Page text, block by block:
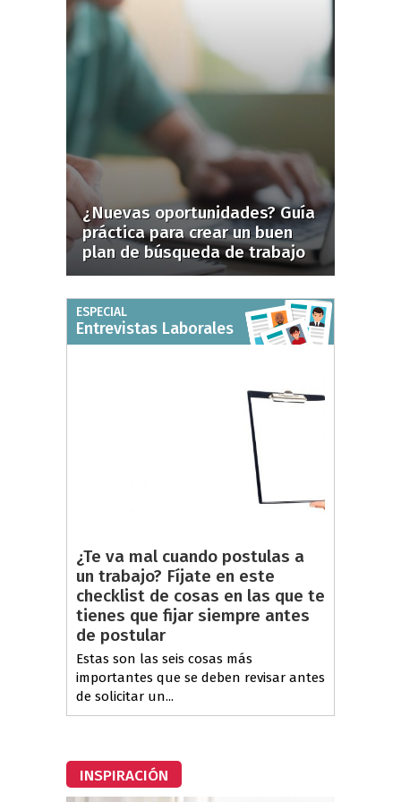
¿Nuevas oportunidades? Guía
práctica para crear un buen
plan de búsqueda de trabajo
ESPECIAL
Entrevistas Laborales
¿Te va mal cuando postulas a
un trabajo? Fíjate en este
checklist de cosas en las que te
tienes que fijar siempre antes
de postular
Estas son las seis cosas más
importantes que se deben revisar antes
de solicitar un...
INSPIRACIÓN